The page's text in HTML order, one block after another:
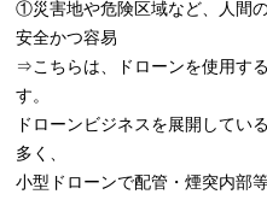
①災害地や危険区域など、人間
安全かつ容易
⇒こちらは、ドローンを使用す
す。
ドローンビジネスを展開してい
多く、
小型ドローンで配管・煙突内部